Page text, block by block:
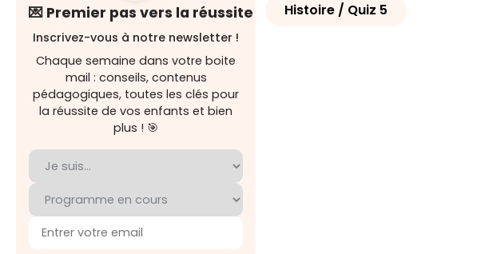
💌 Premier pas vers la réussite
Inscrivez-vous à notre newsletter !
Chaque semaine dans votre boite
mail : conseils, contenus
pédagogiques, toutes les clés pour
la réussite de vos enfants et bien
plus ! 🎯
Histoire / Quiz 5